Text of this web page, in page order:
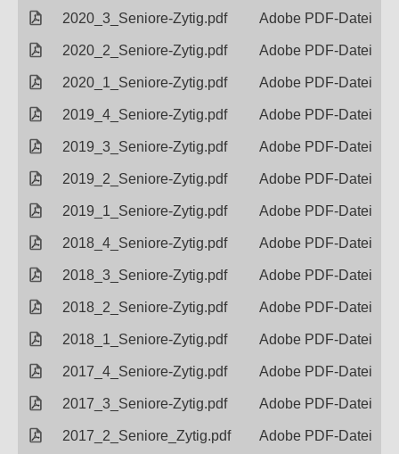
2020_3_Seniore-Zytig.pdf Adobe PDF-Datei
2020_2_Seniore-Zytig.pdf Adobe PDF-Datei
2020_1_Seniore-Zytig.pdf Adobe PDF-Datei
2019_4_Seniore-Zytig.pdf Adobe PDF-Datei
2019_3_Seniore-Zytig.pdf Adobe PDF-Datei
2019_2_Seniore-Zytig.pdf Adobe PDF-Datei
2019_1_Seniore-Zytig.pdf Adobe PDF-Datei
2018_4_Seniore-Zytig.pdf Adobe PDF-Datei
2018_3_Seniore-Zytig.pdf Adobe PDF-Datei
2018_2_Seniore-Zytig.pdf Adobe PDF-Datei
2018_1_Seniore-Zytig.pdf Adobe PDF-Datei
2017_4_Seniore-Zytig.pdf Adobe PDF-Datei
2017_3_Seniore-Zytig.pdf Adobe PDF-Datei
2017_2_Seniore_Zytig.pdf Adobe PDF-Datei